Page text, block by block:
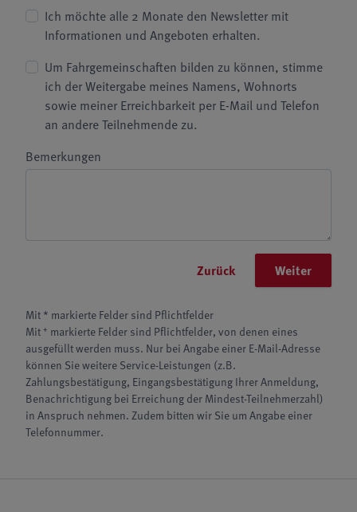
Ich möchte alle 2 Monate den Newsletter mit
Informationen und Angeboten erhalten.
Um Fahrgemeinschaften bilden zu können, stimme
ich der Weitergabe meines Namens, Wohnorts
sowie meiner Erreichbarkeit per E-Mail und Telefon
an andere Teilnehmende zu.
Bemerkungen
Zurück Weiter
Mit * markierte Felder sind Pflichtfelder
Mit+ markierte Felder sind Pflichtfelder, von denen eines
ausgefüllt werden muss. Nur bei Angabe einer E-Mail-Adresse
können Sie weitere Service-Leistungen (z.B.
Zahlungsbestätigung, Eingangsbestätigung Ihrer Anmeldung,
Benachrichtigung bei Erreichung der Mindest-Teilnehmerzahl)
in Anspruch nehmen. Zudem bitten wir Sie um Angabe einer
Telefonnummer.